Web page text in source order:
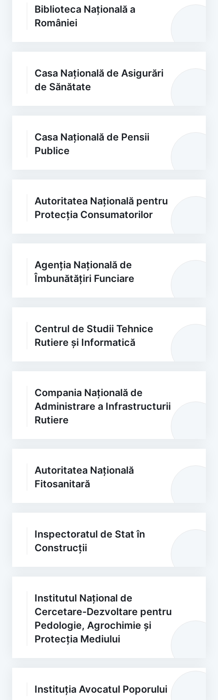
Biblioteca Națională a
României
Casa Națională de Asigurări
de Sănătate
Casa Națională de Pensii
Publice
Autoritatea Națională pentru
Protecția Consumatorilor
Agenția Națională de
Îmbunătățiri Funciare
Centrul de Studii Tehnice
Rutiere și Informatică
Compania Națională de
Administrare a Infrastructurii
Rutiere
Autoritatea Națională
Fitosanitară
Inspectoratul de Stat în
Construcții
Institutul Național de
Cercetare-Dezvoltare pentru
Pedologie, Agrochimie și
Protecția Mediului
Instituția Avocatul Poporului